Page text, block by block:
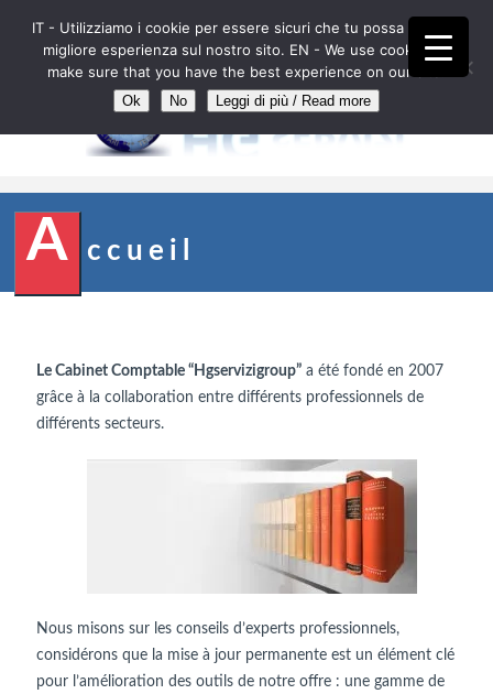
EN FR DE ES AL RO
A ccueil
Le Cabinet Comptable “Hgservizigroup” a été fondé en 2007
grâce à la collaboration entre différents professionnels de
différents secteurs.
Nous misons sur les conseils d’experts professionnels,
considérons que la mise à jour permanente est un élément clé
pour l’amélioration des outils de notre offre : une gamme de
IT - Utilizziamo i cookie per essere sicuri che tu possa avere la
migliore esperienza sul nostro sito. EN - We use cookies to
make sure that you have the best experience on our site.
Ok No Leggi di più / Read more